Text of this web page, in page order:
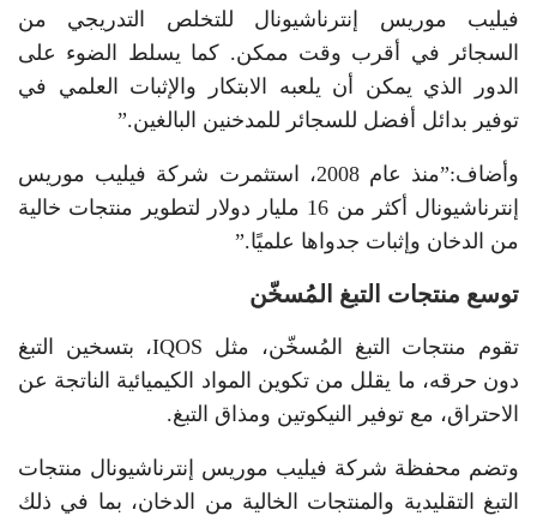
فيليب موريس إنترناشيونال للتخلص التدريجي من
السجائر في أقرب وقت ممكن. كما يسلط الضوء على
الدور الذي يمكن أن يلعبه الابتكار والإثبات العلمي في
توفير بدائل أفضل للسجائر للمدخنين البالغين.”
وأضاف:”منذ عام 2008، استثمرت شركة فيليب موريس
إنترناشيونال أكثر من 16 مليار دولار لتطوير منتجات خالية
من الدخان وإثبات جدواها علميًا.”
توسع منتجات التبغ المُسخّن
تقوم منتجات التبغ المُسخّن، مثل IQOS، بتسخين التبغ
دون حرقه، ما يقلل من تكوين المواد الكيميائية الناتجة عن
الاحتراق، مع توفير النيكوتين ومذاق التبغ.
وتضم محفظة شركة فيليب موريس إنترناشيونال منتجات
التبغ التقليدية والمنتجات الخالية من الدخان، بما في ذلك